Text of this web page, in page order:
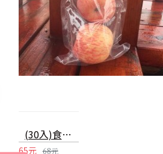
(30入)食品真空包裝袋 食品級家用保鮮袋 無毒單面紋路真空袋 真空封口機專用袋 小號
65元 68元